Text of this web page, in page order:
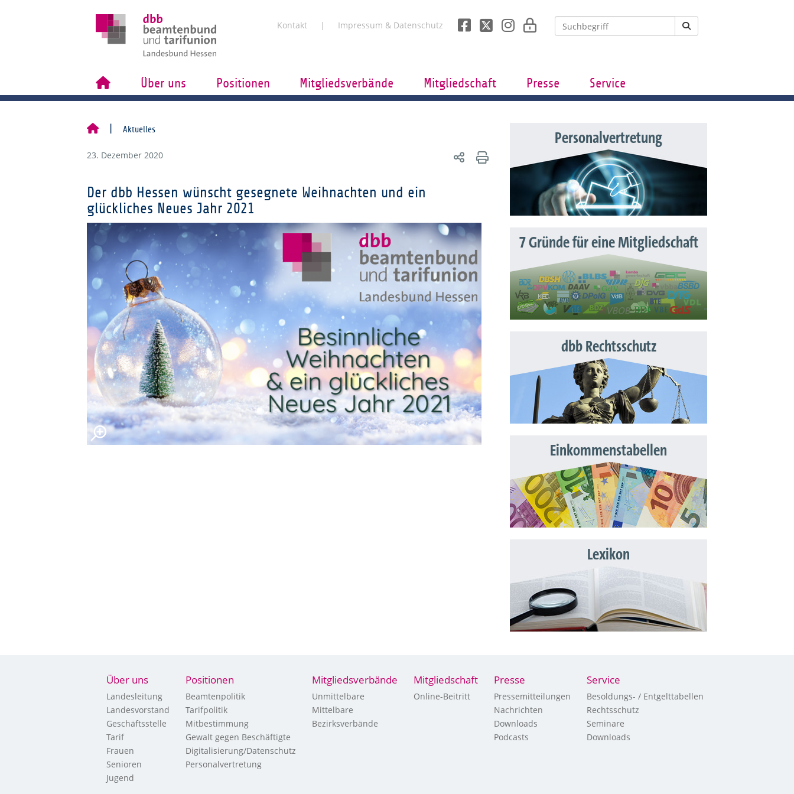
Kontakt Impressum & Datenschutz
Über uns Positionen Mitgliedsverbände Mitgliedschaft Presse Service
Aktuelles
23. Dezember 2020
Der dbb Hessen wünscht gesegnete Weihnachten und ein
glückliches Neues Jahr 2021
Personalvertretung
7 Gründe für eine Mitgliedschaft
dbb Rechtsschutz
Einkommenstabellen
Lexikon
Über uns
Landesleitung
Landesvorstand
Geschäftsstelle
Tarif
Frauen
Senioren
Jugend
Positionen
Beamtenpolitik
Tarifpolitik
Mitbestimmung
Gewalt gegen Beschäftigte
Digitalisierung/Datenschutz
Personalvertretung
Mitgliedsverbände
Unmittelbare
Mittelbare
Bezirksverbände
Mitgliedschaft
Online-Beitritt
Presse
Pressemitteilungen
Nachrichten
Downloads
Podcasts
Service
Besoldungs- / Entgelttabellen
Rechtsschutz
Seminare
Downloads